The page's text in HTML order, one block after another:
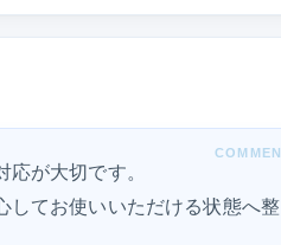
が大切です。
してお使いいただける状態へ整